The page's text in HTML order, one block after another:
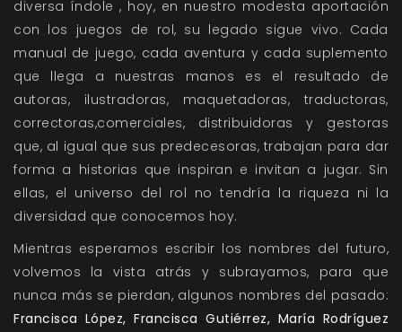
diversa índole , hoy, en nuestro modesta aportación
con los juegos de rol, su legado sigue vivo. Cada
manual de juego, cada aventura y cada suplemento
que llega a nuestras manos es el resultado de
autoras, ilustradoras, maquetadoras, traductoras,
correctoras,comerciales, distribuidoras y gestoras
que, al igual que sus predecesoras, trabajan para dar
forma a historias que inspiran e invitan a jugar. Sin
ellas, el universo del rol no tendría la riqueza ni la
diversidad que conocemos hoy.
Mientras esperamos escribir los nombres del futuro,
volvemos la vista atrás y subrayamos, para que
nunca más se pierdan, algunos nombres del pasado:
Francisca López, Francisca Gutiérrez, María Rodríguez